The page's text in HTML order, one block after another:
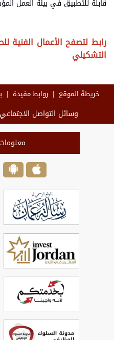
قابلة للتطبيق في بيئة العمل
رابط لتصفح الأعمال الفنية
التشكيلي
خريطة الموقع روابط مفيدة
وسائل التواصل الاجتماعي